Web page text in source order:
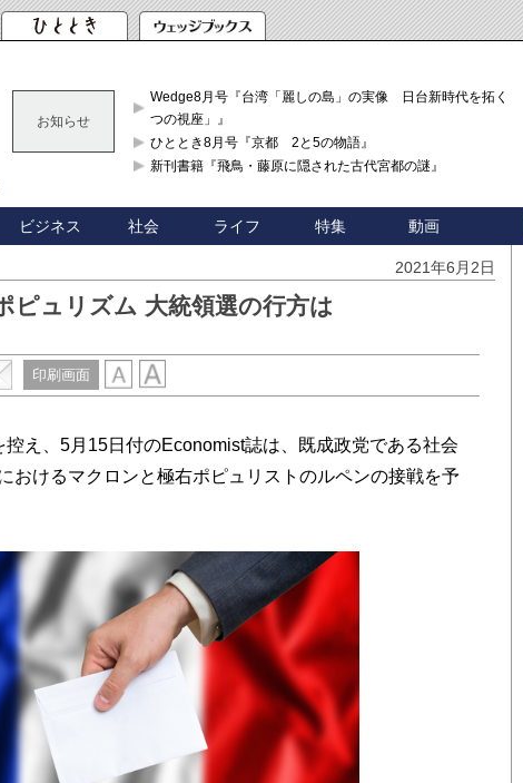
お知らせ
Wedge8月号『台湾「麗しの島」の実像 日台新時代を拓く「3
つの視座」』
ひととき8月号『京都 2と5の物語』
新刊書籍『飛鳥・藤原に隠された古代宮都の謎』
ビジネス 社会 ライフ 特集 動画
2021年6月2日
ピュリズム 大統領選の行方は
印刷画面
え、5月15日付のEconomist誌は、既成政党である社会
おけるマクロンと極右ポピュリストのルペンの接戦を予